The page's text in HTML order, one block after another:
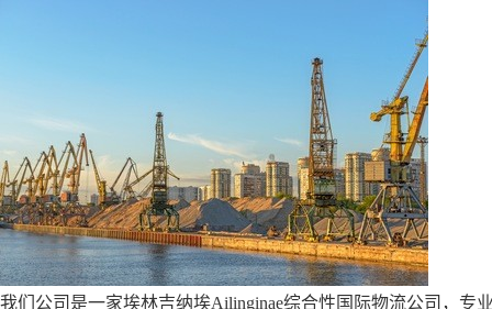
我们公司是一家埃林吉纳埃Ailinginae综合性国际物流公司，专